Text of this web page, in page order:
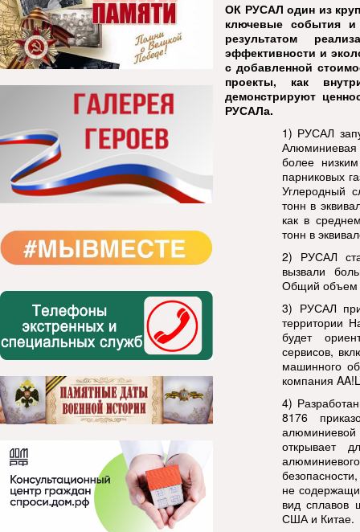
ОК РУСАЛ один из
ключевые события и
результатом
эффективности и
с добавленной
проекты, как
демонстрируют
РУСАЛа.
1) РУСАЛ
Алюминиевая
более
парниковых
Углеродный
тонн в
как в
тонн в
2) РУСАЛ
вызвали
Общий объем
3) РУСАЛ
территории
будет
сервисов,
машинного
компания
4)
8176
открывает
не
вид сплавов
США и Китае.